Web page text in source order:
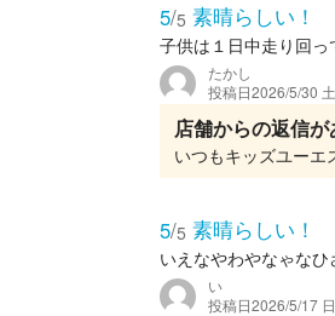
5/5 素晴らしい！
子供は１日中走り回
たかし
投稿日2026/5/30 土
店舗からの返信が
5/5 素晴らしい！
いえなやわやなゃな
い
投稿日2026/5/17 日